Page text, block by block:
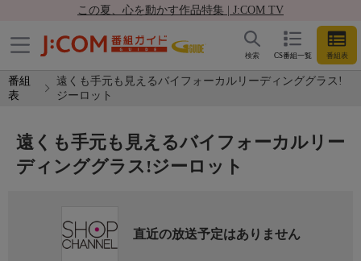
この夏、心を動かす作品特集 | J:COM TV
CS番組一覧 番組表
検索
番組
表
遠くも手元も見えるバイフォーカルリーディンググラス!
ジーロット
遠くも手元も見えるバイフォーカルリー
ディンググラス!ジーロット
直近の放送予定はありません